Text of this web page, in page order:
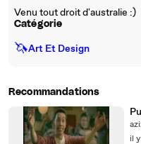
Venu tout droit d'australie :)
Catégorie
🦄Art Et Design
Recommandations
il